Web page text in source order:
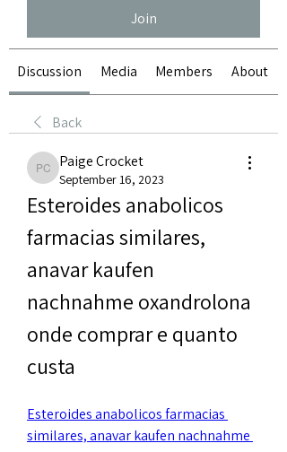
Join
Discussion Media Members About
Back
Paige Crocket
Paige Crocket
September 16, 2023
Esteroides anabolicos
farmacias similares,
anavar kaufen
nachnahme oxandrolona
onde comprar e quanto
custa
Esteroides anabolicos farmacias
similares, anavar kaufen nachnahme